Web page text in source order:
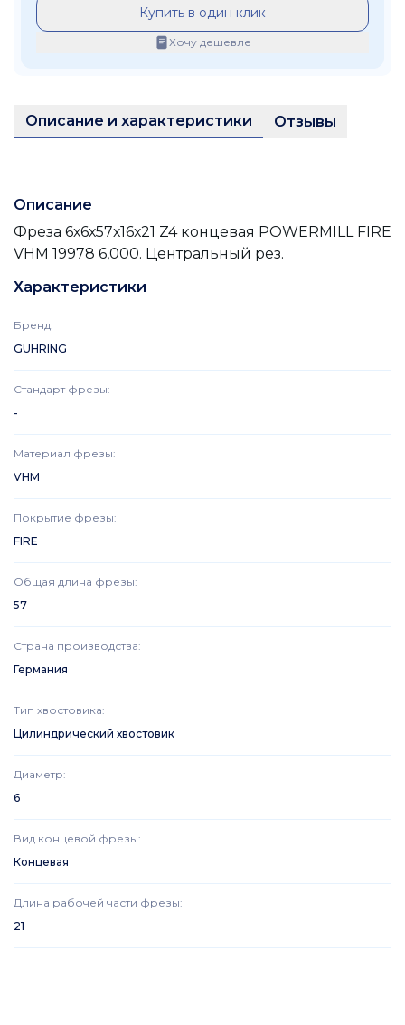
Купить в один клик
Хочу дешевле
Описание и характеристики Отзывы
Описание
Фреза 6х6х57х16х21 Z4 концевая POWERMILL FIRE
VHM 19978 6,000. Центральный рез.
Характеристики
Бренд:
GUHRING
Стандарт фрезы:
-
Материал фрезы:
VHM
Покрытие фрезы:
FIRE
Общая длина фрезы:
57
Страна производства:
Германия
Тип хвостовика:
Цилиндрический хвостовик
Диаметр:
6
Вид концевой фрезы:
Концевая
Длина рабочей части фрезы:
21